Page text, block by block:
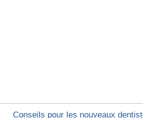
Conseils pour les nouveaux